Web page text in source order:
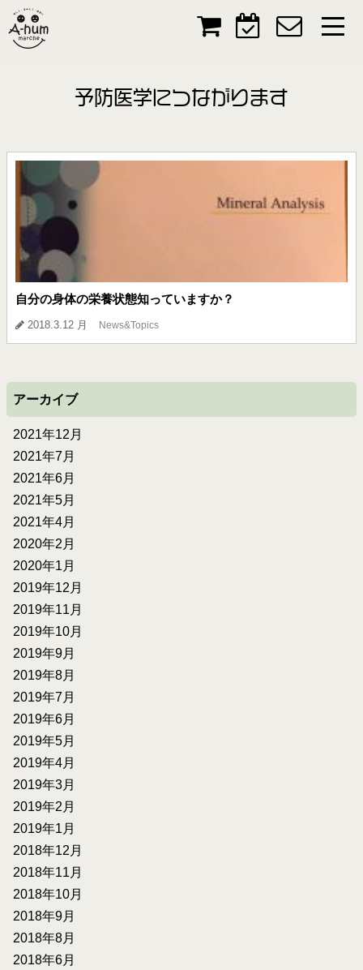
予防医学につながります
自分の身体の栄養状態知っていますか？
2018.3.12 月 News&Topics
アーカイブ
2021年12月
2021年7月
2021年6月
2021年5月
2021年4月
2020年2月
2020年1月
2019年12月
2019年11月
2019年10月
2019年9月
2019年8月
2019年7月
2019年6月
2019年5月
2019年4月
2019年3月
2019年2月
2019年1月
2018年12月
2018年11月
2018年10月
2018年9月
2018年8月
2018年6月